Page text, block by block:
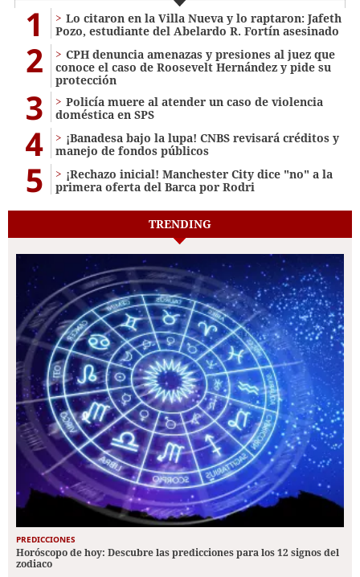
1
Lo citaron en la Villa Nueva y lo raptaron: Jafeth
Pozo, estudiante del Abelardo R. Fortín asesinado
2
CPH denuncia amenazas y presiones al juez que
conoce el caso de Roosevelt Hernández y pide su
protección
3
Policía muere al atender un caso de violencia
doméstica en SPS
4
¡Banadesa bajo la lupa! CNBS revisará créditos y
manejo de fondos públicos
5
¡Rechazo inicial! Manchester City dice "no" a la
primera oferta del Barca por Rodri
TRENDING
PREDICCIONES
Horóscopo de hoy: Descubre las predicciones para los 12 signos del
zodiaco